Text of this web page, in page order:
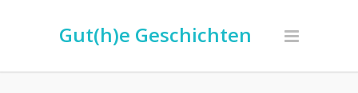
Gut(h)e Geschichten